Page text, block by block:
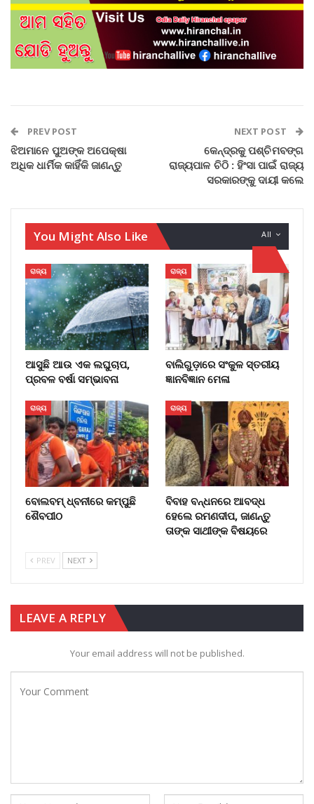
PREV POST
ଝିଅମାନେ ପୁଅଙ୍କ ଅପେକ୍ଷା
ଅଧିକ ଧାର୍ମିକ କାହିଁକି ଜାଣନ୍ତୁ
NEXT POST
କେନ୍ଦ୍ରକୁ ପଶ୍ଚିମବଙ୍ଗ
ରାଜ୍ୟପାଳ ଚିଠି : ହିଂସା ପାଇଁ ରାଜ୍ୟ
ସରକାରଙ୍କୁ ଦାୟୀ କଲେ
All
You Might Also Like
ରାଜ୍ୟ
ଆସୁଛି ଆଉ ଏକ ଲଘୁଚାପ,
ପ୍ରବଳ ବର୍ଷା ସମ୍ଭାବନା
ରାଜ୍ୟ
ବାଲିଗୁଡ଼ାରେ ସଂକୁଳ ସ୍ତରୀୟ
ଜ୍ଞାନବିଜ୍ଞାନ ମେଳା
ରାଜ୍ୟ
ବୋଲବମ୍ ଧ୍ବନୀରେ କମ୍ପୁଛି
ଶୈବପୀଠ
ରାଜ୍ୟ
ବିବାହ ବନ୍ଧନରେ ଆବଦ୍ଧ
ହେଲେ ରମଣଦୀପ, ଜାଣନ୍ତୁ
ତାଙ୍କ ସାଥୀଙ୍କ ବିଷୟରେ
PREV NEXT
LEAVE A REPLY
Your email address will not be published.